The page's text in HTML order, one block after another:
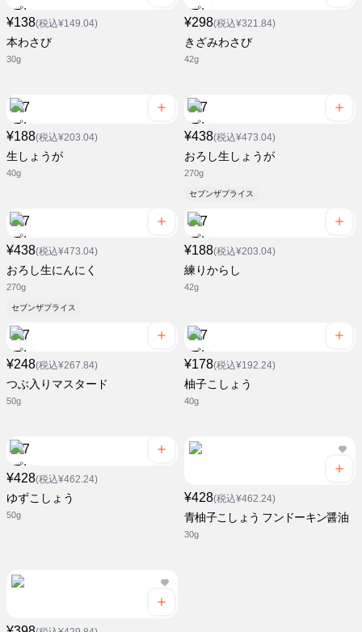
¥138(税込¥149.04)
本わさび
30g
¥298(税込¥321.84)
きざみわさび
42g
¥188(税込¥203.04)
生しょうが
40g
¥438(税込¥473.04)
おろし生しょうが
270g
セブンザプライス
¥438(税込¥473.04)
おろし生にんにく
270g
セブンザプライス
¥188(税込¥203.04)
練りからし
42g
¥248(税込¥267.84)
つぶ入りマスタード
50g
¥178(税込¥192.24)
柚子こしょう
40g
¥428(税込¥462.24)
ゆずこしょう
50g
¥428(税込¥462.24)
青柚子こしょう フンドーキン醤油
30g